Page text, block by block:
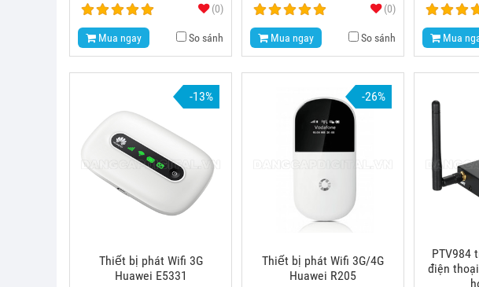
(0)
Mua ngay So sánh
(0)
Mua ngay So sánh Mua
-13%
Thiết bị phát Wifi 3G
Huawei E5331
-26%
Thiết bị phát Wifi 3G/4G
Huawei R205
PTV984
điện